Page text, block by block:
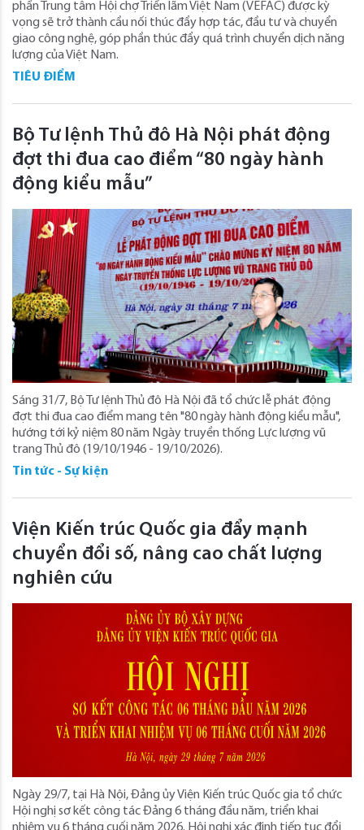
phần Trung tâm Hội chợ Triển lãm Việt Nam (VEFAC) được kỳ
vọng sẽ trở thành cầu nối thúc đẩy hợp tác, đầu tư và chuyển
giao công nghệ, góp phần thúc đẩy quá trình chuyển dịch năng
lượng của Việt Nam.
TIÊU ĐIỂM
Bộ Tư lệnh Thủ đô Hà Nội phát động
đợt thi đua cao điểm “80 ngày hành
động kiểu mẫu”
Sáng 31/7, Bộ Tư lệnh Thủ đô Hà Nội đã tổ chức lễ phát động
đợt thi đua cao điểm mang tên "80 ngày hành động kiểu mẫu",
hướng tới kỷ niệm 80 năm Ngày truyền thống Lực lượng vũ
trang Thủ đô (19/10/1946 - 19/10/2026).
Tin tức - Sự kiện
Viện Kiến trúc Quốc gia đẩy mạnh
chuyển đổi số, nâng cao chất lượng
nghiên cứu
Ngày 29/7, tại Hà Nội, Đảng ủy Viện Kiến trúc Quốc gia tổ chức
Hội nghị sơ kết công tác Đảng 6 tháng đầu năm, triển khai